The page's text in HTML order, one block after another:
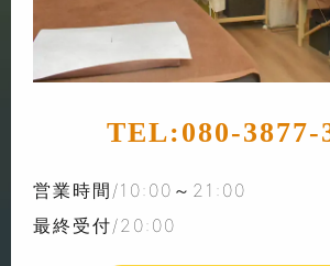
TEL:080-3877-
営業時間/10:00～21:00
最終受付/20:00